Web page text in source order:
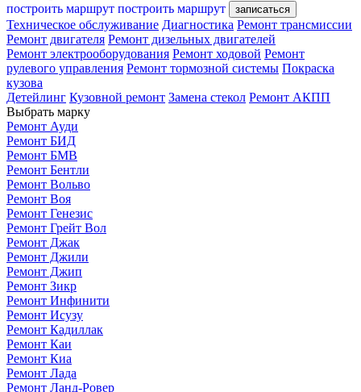
построить маршрут построить маршрут записаться
Техническое обслуживание Диагностика Ремонт трансмиссии
Ремонт двигателя Ремонт дизельных двигателей
Ремонт электрооборудования Ремонт ходовой Ремонт
рулевого управления Ремонт тормозной системы Покраска
кузова
Детейлинг Кузовной ремонт Замена стекол Ремонт АКПП
Выбрать марку
Ремонт Ауди
Ремонт БИД
Ремонт БМВ
Ремонт Бентли
Ремонт Вольво
Ремонт Воя
Ремонт Генезис
Ремонт Грейт Вол
Ремонт Джак
Ремонт Джили
Ремонт Джип
Ремонт Зикр
Ремонт Инфинити
Ремонт Исузу
Ремонт Кадиллак
Ремонт Каи
Ремонт Киа
Ремонт Лада
Ремонт Ланд-Ровер